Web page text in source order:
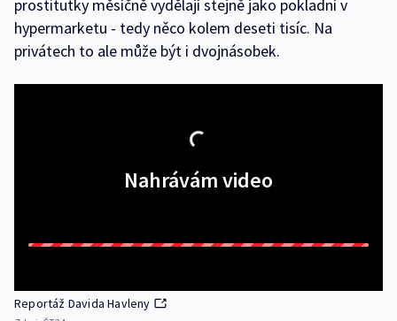
prostitutky měsíčně vydělají stejně jako pokladní v
hypermarketu - tedy něco kolem deseti tisíc. Na
privátech to ale může být i dvojnásobek.
Nahrávám video
Reportáž Davida Havleny